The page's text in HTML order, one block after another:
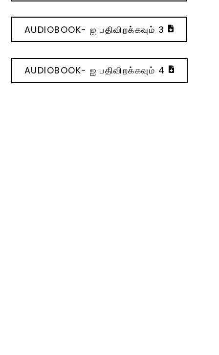
AUDIOBOOK- ஐ பதிவிறக்கவும் 3
AUDIOBOOK- ஐ பதிவிறக்கவும் 4